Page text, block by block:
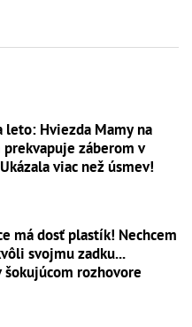
leto: Hviezda Mamy na
záberom v
viac než úsmev!
má dosť plastík! Nechcem
svojmu zadku...
šokujúcom rozhovore